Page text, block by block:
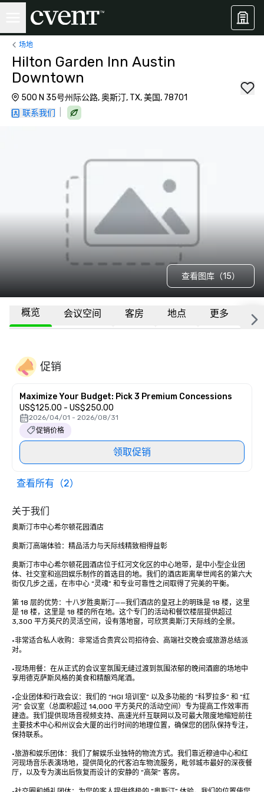
场地
Hilton Garden Inn Austin
Downtown
500 N 35号州际公路, 奥斯汀, TX, 美国, 78701
联系我们
查看图库（15）
概览 会议空间 客房 地点 更多 常
促销
Maximize Your Budget: Pick 3 Premium Concessions
US$125.00 - US$250.00
2026/04/01 - 2026/08/31
促销价格
领取促销
查看所有（2）
关于我们
奥斯汀市中心希尔顿花园酒店
奥斯汀高端体验：精品活力与天际线精致相得益彰
奥斯汀市中心希尔顿花园酒店位于红河文化区的中心地带，是中小型企业团
体、社交室和巡回娱乐制作的首选目的地。我们的酒店距离举世闻名的第六大
街仅几步之遥，在市中心 “灵魂” 和专业可靠性之间取得了完美的平衡。
第 18 层的优势：十八岁胜奥斯汀——我们酒店的皇冠上的明珠是 18 楼，这里
是 18 楼，这里是 18 楼的所在地。这个专门的活动和餐饮楼层提供超过
3,300 平方英尺的灵活空间，设有落地窗，可欣赏奥斯汀天际线的全景。
•非常适合私人收购：非常适合贵宾公司招待会、高端社交晚会或旅游总结派
对。
•现场用餐：在从正式的会议室氛围无缝过渡到氛围浓郁的晚间酒廊的场地中
享用德克萨斯风格的美食和精酿鸡尾酒。
•企业团体和行政会议：我们的 “HGI 培训室” 以及多功能的 “科罗拉多” 和 “红
河” 会议室（总面积超过 14,000 平方英尺的活动空间）专为提高工作效率而
建造。我们提供现场音视频支持、高速光纤互联网以及可最大限度地缩短前往
主要技术中心和州议会大厦的出行时间的地理位置，确保您的团队保持专注，
保持联系。
•旅游和娱乐团体：我们了解娱乐业独特的物流方式。我们靠近穆迪中心和红
河现场音乐表演场地，提供简化的代客泊车物流服务，毗邻城市最好的深夜餐
厅，以及专为演出后恢复而设计的安静的 “高架” 客房。